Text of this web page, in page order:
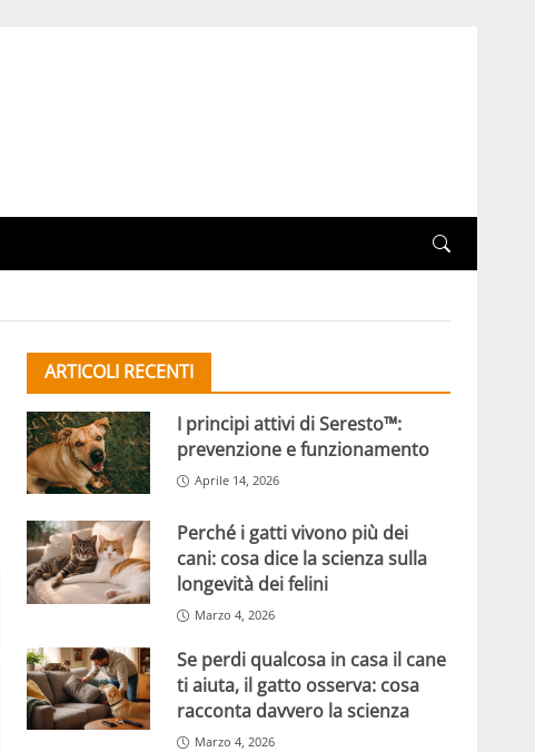
ARTICOLI RECENTI
I principi attivi di Seresto™:
prevenzione e funzionamento
Aprile 14, 2026
Perché i gatti vivono più dei
cani: cosa dice la scienza sulla
longevità dei felini
Marzo 4, 2026
Se perdi qualcosa in casa il cane
ti aiuta, il gatto osserva: cosa
racconta davvero la scienza
Marzo 4, 2026